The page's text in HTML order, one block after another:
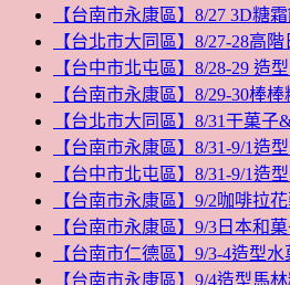
【台南市永康區】8/27 3D糖
【台北市大同區】8/27-28高
【台中市北屯區】8/28-29 造
【台南市永康區】8/29-30棒
【台北市大同區】8/31干菓子
【台南市永康區】8/31-9/1造
【台中市北屯區】8/31-9/1造
【台南市永康區】9/2咖啡拉
【台南市永康區】9/3日本和
【台南市仁德區】9/3-4造型水
【台南市永康區】9/4造型馬